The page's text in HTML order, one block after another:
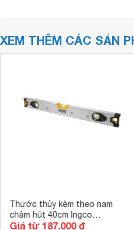
XEM THÊM CÁC SẢN
Thước thủy kèm theo nam
châm hút 40cm Ingco
HSL38040M
Giá từ 187.000 đ